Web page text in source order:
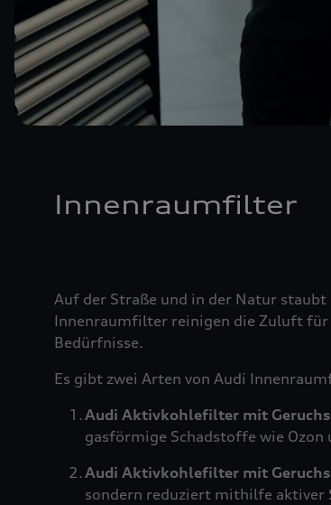
Innenraumfilter
Auf der Straße und in der Natur
Innenraumfilter reinigen die Zuluft für
Bedürfnisse.
Es gibt zwei Arten von Audi
Audi Aktivkohlefilter mit
gasförmige Schadstoffe wie Ozon
Audi Aktivkohlefilter mit
sondern reduziert mithilfe aktiver